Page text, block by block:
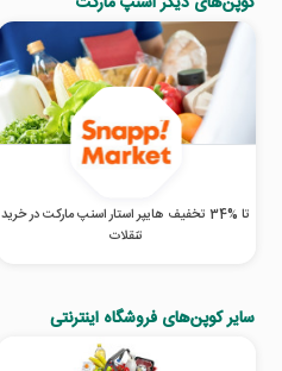
تا %34 تخفیف هایپر استار اسنپ مارکت در خرید
تنقلات
سایر کوپن‌های فروشگاه اینترنتی